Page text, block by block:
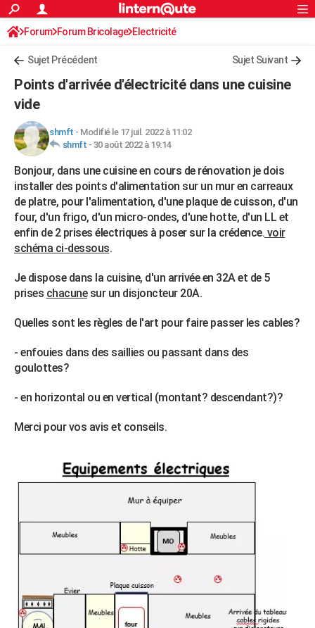
ACTUALITÉS
Politique
Société
Faits Divers
Education
Monde
Villes
+
Programme TV
TNTStreaming
Cinéma
Sorties cinéma
Musique
FINANCE
Retraite
Impôts
Epargne
Immobilier
Risques naturels par ville
Banque
Assurance
Crédit
AUTO
Essais
Réserver un essai
Citadines
Berlines
SUV
Forum auto
HIGH-TECH
Mobiles
Meilleur smartphone
Internet
Ordinateurs
Jeux vidéo
Guide high-tech
+BRICOLAGE
Forum
Aménagement intérieur
Extérieur
Cuisine
Salle de bains
Jardinage
Rangement
WEEK-END
Guides de France
Escapades
Patrimoine
Expositions
Musées
Week-end nature
LIFESTYLE
Art de vivre
Bien-être
Loisirs
ModeModes de vie
SANTE
Alimentation
Guide de la santé
Maladies
Médicaments
Sommeil
Destinations
City break
Voyage nature
Voyage de noces
Forum
Climat
+
GUIDES D'ACHAT
Dictionnaire
PROGRAMME TV
AVIS DE DÉCÈS
S'inscrire
Connexion
Forum Forum Bricolage Electricité
Sujet Précédent Sujet Suivant
Points d'arrivée d'électricité dans une cuisine
vide
shmft - Modifié le 17 juil. 2022 à 11:02
shmft - 30 août 2022 à 19:14
Bonjour, dans une cuisine en cours de rénovation je dois
installer des points d'alimentation sur un mur en carreaux
de platre, pour l'alimentation, d'une plaque de cuisson, d'un
four, d'un frigo, d'un micro-ondes, d'une hotte, d'un LL et
enfin de 2 prises électriques à poser sur la crédence. voir
schéma ci-dessous.
Je dispose dans la cuisine, d'un arrivée en 32A et de 5
prises chacunesur un disjoncteur 20A.
Quelles sont les règles de l'art pour faire passer les cables?
- enfouies dans des saillies ou passant dans des
goulottes?
- en horizontal ou en vertical (montant? descendant?)?
Merci pour vos avis et conseils.